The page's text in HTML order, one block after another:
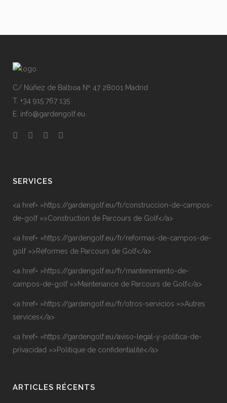
C/ Núñez de Balboa Nº 47 28001 Madrid
T. +34 915 767 135
E. info@gardengolf.eu
SERVICES
<a href= »https://gardengolf.eu/fr/construccion-de-campos-
de-golf »>Construction de Parcours de Golf</a>
<a href= »https://gardengolf.eu/fr/reformas-de-campos-de-
golf »>Réformes de Parcours de Golf</a>
<a href= »https://gardengolf.eu/fr/mantenimiento-de-
campos-de-golf »>Maintenance de Parcours de Golf</a>
<a href= »https://gardengolf.eu/fr/otros-servicios »>Autres
services</a>
<a href= »https://gardengolf.eu/aviso-legal-y-politica-de-
privacidad »>Politique de confidentialité</a>
ARTICLES RÉCENTS